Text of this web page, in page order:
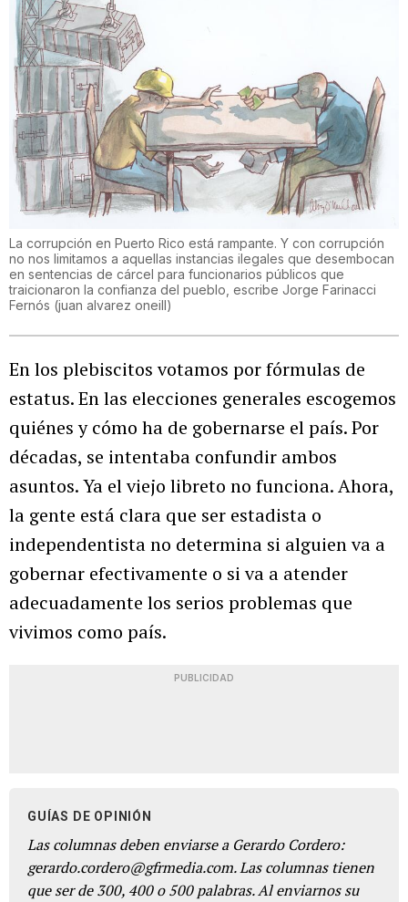
La corrupción en Puerto Rico está rampante. Y con corrupción
no nos limitamos a aquellas instancias ilegales que desembocan
en sentencias de cárcel para funcionarios públicos que
traicionaron la confianza del pueblo, escribe Jorge Farinacci
Fernós (juan alvarez oneill)
En los plebiscitos votamos por fórmulas de
estatus. En las elecciones generales escogemos
quiénes y cómo ha de gobernarse el país. Por
décadas, se intentaba confundir ambos
asuntos. Ya el viejo libreto no funciona. Ahora,
la gente está clara que ser estadista o
independentista no determina si alguien va a
gobernar efectivamente o si va a atender
adecuadamente los serios problemas que
vivimos como país.
PUBLICIDAD
GUÍAS DE OPINIÓN
Las columnas deben enviarse a Gerardo Cordero:
gerardo.cordero@gfrmedia.com. Las columnas tienen
que ser de 300, 400 o 500 palabras. Al enviarnos su